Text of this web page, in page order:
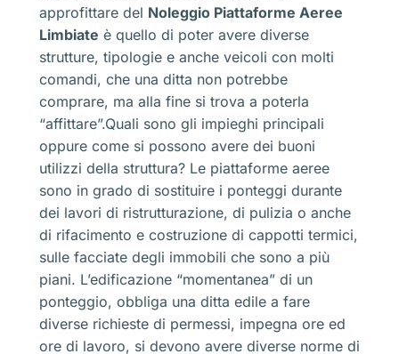
approfittare del Noleggio Piattaforme Aeree
Limbiate è quello di poter avere diverse
strutture, tipologie e anche veicoli con molti
comandi, che una ditta non potrebbe
comprare, ma alla fine si trova a poterla
“affittare”.Quali sono gli impieghi principali
oppure come si possono avere dei buoni
utilizzi della struttura? Le piattaforme aeree
sono in grado di sostituire i ponteggi durante
dei lavori di ristrutturazione, di pulizia o anche
di rifacimento e costruzione di cappotti termici,
sulle facciate degli immobili che sono a più
piani. L’edificazione “momentanea” di un
ponteggio, obbliga una ditta edile a fare
diverse richieste di permessi, impegna ore ed
ore di lavoro, si devono avere diverse norme di